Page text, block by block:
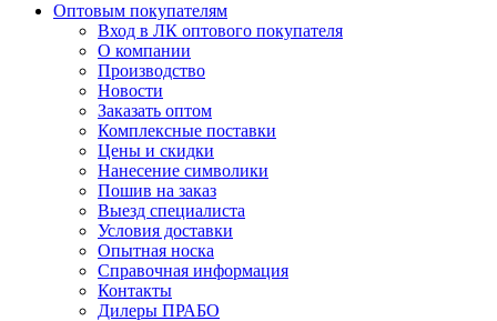
Оптовым покупателям
Вход в ЛК оптового покупателя
О компании
Производство
Новости
Заказать оптом
Комплексные поставки
Цены и скидки
Нанесение символики
Пошив на заказ
Выезд специалиста
Условия доставки
Опытная носка
Справочная информация
Контакты
Дилеры ПРАБО